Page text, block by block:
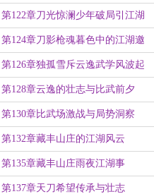
第122章刀光惊澜少年破局引江湖
震荡
第124章刀影枪魂暮色中的江湖邀
约
第126章独孤雪斥云逸武学风波起
第128章云逸的壮志与比武前夕
第130章比武场激战与局势洞察
第132章藏丰山庄的江湖风云
第135章藏丰山庄雨夜江湖事
第137章天刀希望传承与壮志